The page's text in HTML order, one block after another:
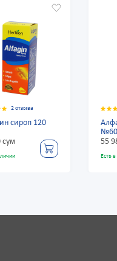
2 отзыва
Алфавит Классик
№60 таблетки
55 980 сум
Есть в наличии